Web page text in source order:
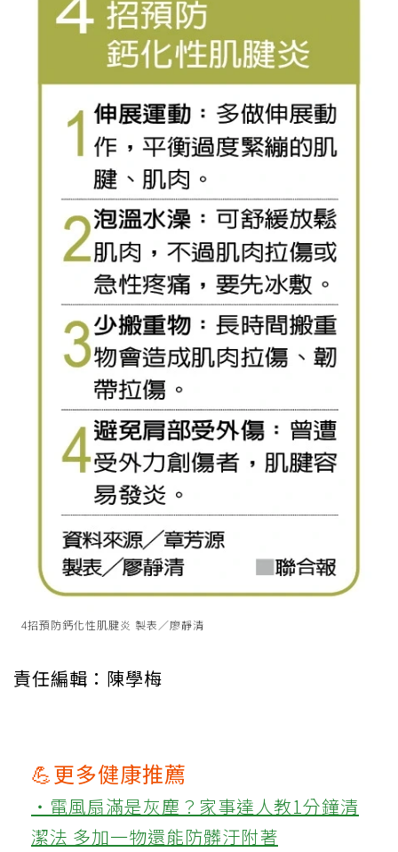
4招預防鈣化性肌腱炎 製表／廖靜清
責任編輯：陳學梅
💪更多健康推薦
‧電風扇滿是灰塵？家事達人教1分鐘清
潔法 多加一物還能防髒汙附著